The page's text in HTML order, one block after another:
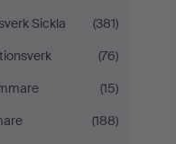
Sickla
(381)
(76)
(15)
(188)